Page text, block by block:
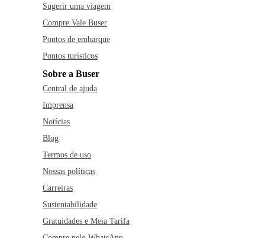
Sugerir uma viagem
Compre Vale Buser
Pontos de embarque
Pontos turísticos
Sobre a Buser
Central de ajuda
Imprensa
Notícias
Blog
Termos de uso
Nossas políticas
Carreiras
Sustentabilidade
Gratuidades e Meia Tarifa